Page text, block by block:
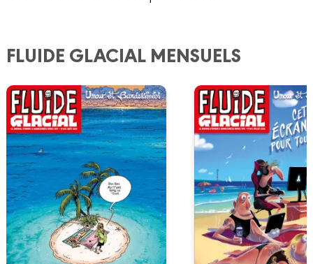
FLUIDE GLACIAL MENSUELS